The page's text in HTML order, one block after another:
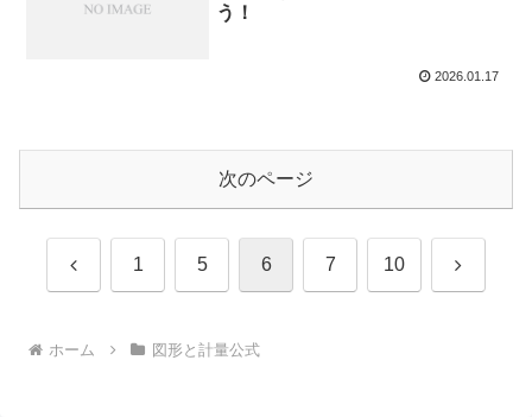
う！
2026.01.17
次のページ
前 1 5 6 7 10 次
ホーム 図形と計量公式